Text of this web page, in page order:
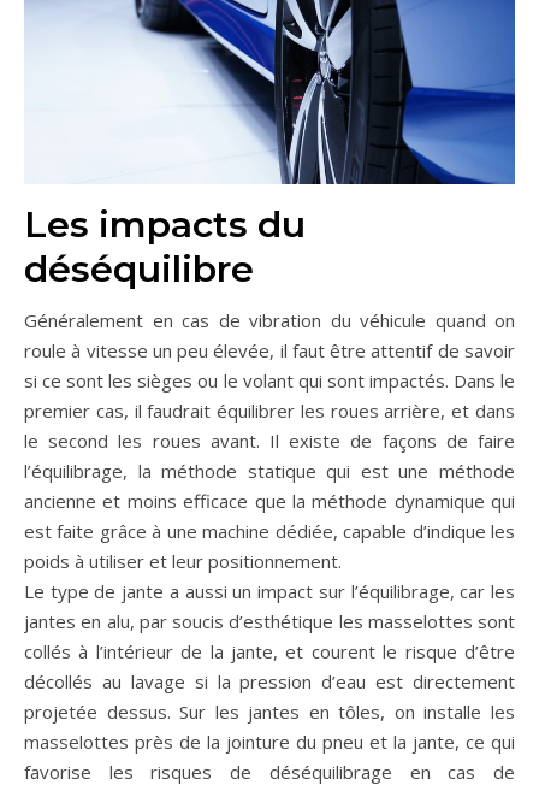
Les impacts du
déséquilibre
Généralement en cas de vibration du véhicule quand on
roule à vitesse un peu élevée, il faut être attentif de savoir
si ce sont les sièges ou le volant qui sont impactés. Dans le
premier cas, il faudrait équilibrer les roues arrière, et dans
le second les roues avant. Il existe de façons de faire
l’équilibrage, la méthode statique qui est une méthode
ancienne et moins efficace que la méthode dynamique qui
est faite grâce à une machine dédiée, capable d’indique les
poids à utiliser et leur positionnement.
Le type de jante a aussi un impact sur l’équilibrage, car les
jantes en alu, par soucis d’esthétique les masselottes sont
collés à l’intérieur de la jante, et courent le risque d’être
décollés au lavage si la pression d’eau est directement
projetée dessus. Sur les jantes en tôles, on installe les
masselottes près de la jointure du pneu et la jante, ce qui
favorise les risques de déséquilibrage en cas de